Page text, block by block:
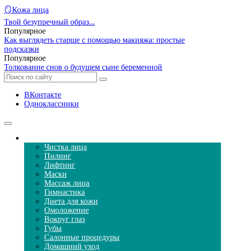
🪞Кожа лица
Твой безупречный образ...
Популярное
Как выглядеть старше с помощью макияжа: простые
подсказки
Популярное
Толкование снов о будущем сыне беременной
ВКонтакте
Одноклассники
Чистка лица
Пилинг
Лифтинг
Маски
Массаж лица
Гимнастика
Диета для кожи
Омоложение
Вокруг глаз
Губы
Салонные процедуры
Домашний уход